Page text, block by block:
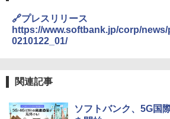
🔗プレスリリース
https://www.softbank.jp/corp/
0210122_01/
関連記事
ソフトバンク、5G国